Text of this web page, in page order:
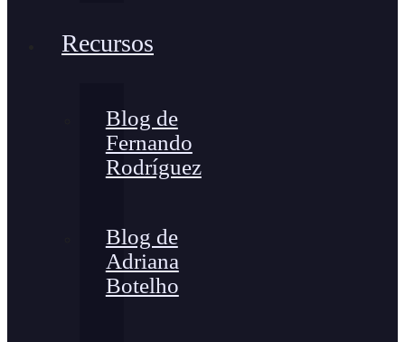
Recursos
Blog de
Fernando
Rodríguez
Blog de
Adriana
Botelho